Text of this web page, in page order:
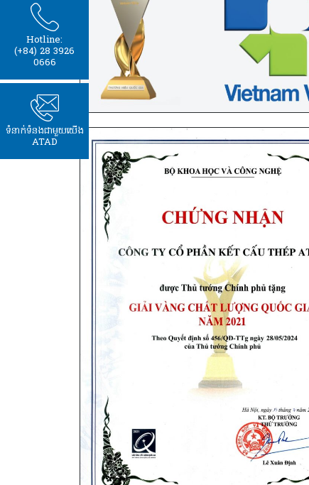
Hotline:
(+84) 28 3926
0666
ទំនាក់ទំនងជាមួយយើង
ATAD